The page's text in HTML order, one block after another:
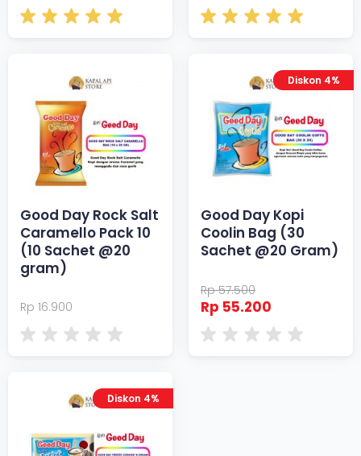
Good Day Rock Salt
Caramello Pack 10
(10 Sachet @20
gram)
Rp 16.900
Diskon 4%
Good Day Kopi
Coolin Bag (30
Sachet @20 Gram)
Rp 57.500
Rp 55.200
Diskon 4%